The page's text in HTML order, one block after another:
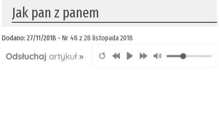
Jak pan z panem
Dodano: 27/11/2018 -Nr 48 z 28 listopada 2018